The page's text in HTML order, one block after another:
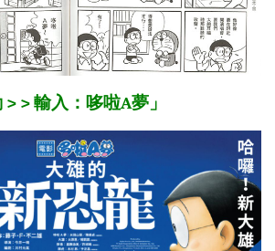
> > 輸入：哆啦A夢」